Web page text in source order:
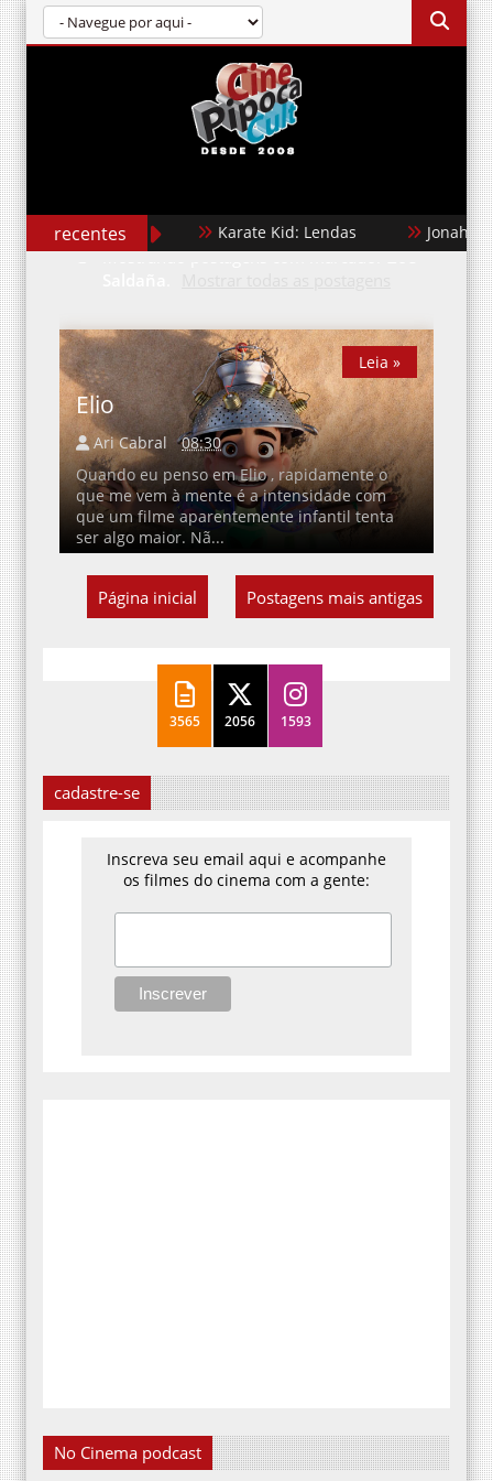
recentes Karate Kid: Lendas Jonah
Mostrando postagens com marcadorZoe
Elio
Ari Cabral
08:30
Quando eu penso em Elio , rapidamente o
que me vem à mente é a intensidade com
que um filme aparentemente infantil tenta
ser algo maior. Nã...
Leia »
Postagens mais antigas
Página inicial
3565 2056 1593
cadastre-se
Inscreva seu email aqui e acompanhe
os filmes do cinema com a gente:
No Cinema podcast